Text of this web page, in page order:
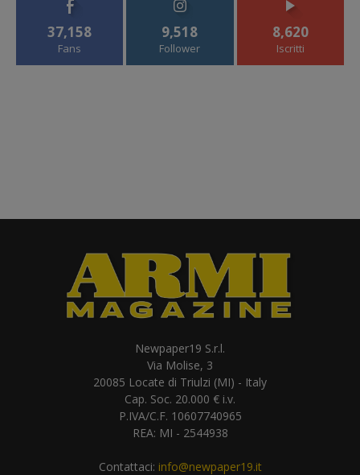
37,158
Fans
9,518
Follower
8,620
Iscritti
Newpaper19 S.r.l.
Via Molise, 3
20085 Locate di Triulzi (MI) - Italy
Cap. Soc. 20.000 € i.v.
P.IVA/C.F. 10607740965
REA: MI - 2544938
Contattaci: info@newpaper19.it